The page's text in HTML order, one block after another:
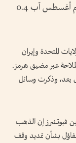
وصعدت العقود الأمريكية الآجلة للذهب تسليم أغسطس آب 0.4
المتحدة وإيران
على الملاحة عبر مضيق هرمز.
بعد، وذكرت وسائل
فيوتشرز إن الذهب
بشأن تمديد ‌وقف